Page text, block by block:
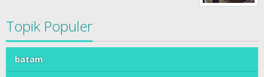
Topik Populer
batam